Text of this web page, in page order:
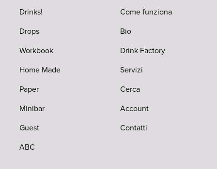
Drinks!
Drops
Workbook
Home Made
Paper
Minibar
Guest
ABC
Come funziona
Bio
Drink Factory
Servizi
Cerca
Account
Contatti